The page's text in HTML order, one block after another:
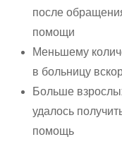
после
помощи
Меньшему
в больницу
Больше
удалось
помощь